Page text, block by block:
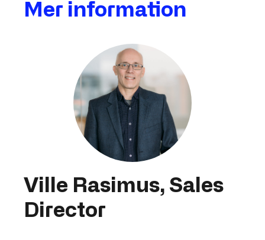
Mer information
Ville Rasimus, Sales
Director